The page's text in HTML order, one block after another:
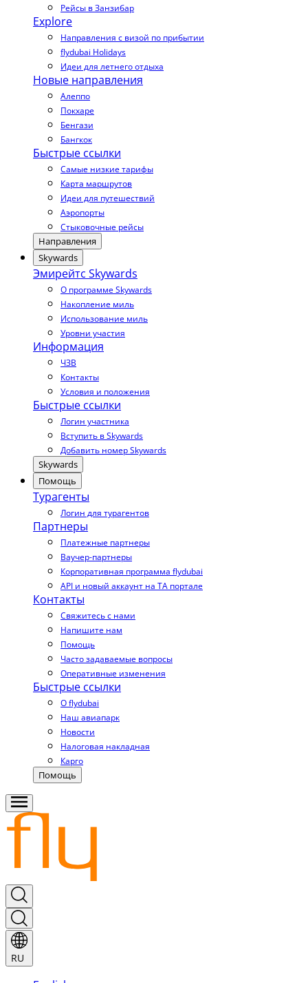
Рейсы в Занзибар
Explore
Направления с визой по прибытии
flydubai Holidays
Идеи для летнего отдыха
Новые направления
Алеппо
Покхаре
Бенгази
Бангкок
Быстрые ссылки
Самые низкие тарифы
Карта маршрутов
Идеи для путешествий
Аэропорты
Стыковочные рейсы
Направления
Skywards
Эмирейтс Skywards
О программе Skywards
Накопление миль
Использование миль
Уровни участия
Информация
ЧЗВ
Контакты
Условия и положения
Быстрые ссылки
Логин участника
Вступить в Skywards
Добавить номер Skywards
Skywards
Помощь
Турагенты
Логин для турагентов
Партнеры
Платежные партнеры
Ваучер-партнеры
Корпоративная программа flydubai
API и новый аккаунт на TA портале
Контакты
Свяжитесь с нами
Напишите нам
Помощь
Часто задаваемые вопросы
Оперативные изменения
Быстрые ссылки
О flydubai
Наш авиапарк
Новости
Налоговая накладная
Карго
Помощь
RU